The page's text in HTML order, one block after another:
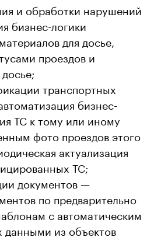
и обработки нарушений
бизнес-логики
для досье,
проездов и
транспортных
бизнес-
ТС к тому или иному
фото проездов этого
актуализация
ТС;
документов —
по предварительно
с автоматическим
данными из объектов